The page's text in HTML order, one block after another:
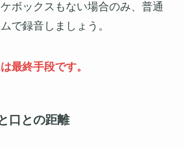
ボックスもない場合のみ、普通
で録音しましょう。
最終手段です。
口との距離